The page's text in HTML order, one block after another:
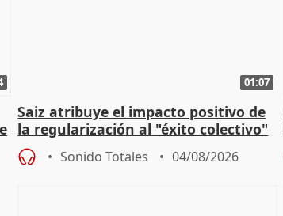
01:07
Saiz atribuye el impacto positivo de
la regularización al "éxito colectivo"
del Gobierno
Sonido Totales 04/08/2026